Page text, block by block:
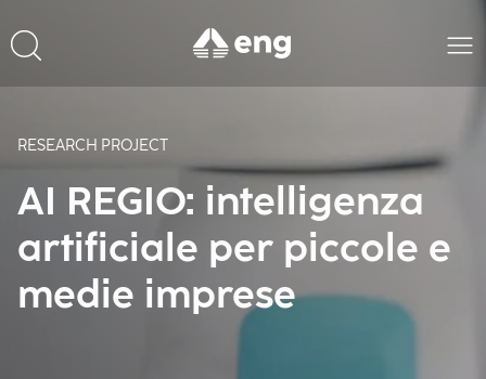
RESEARCH PROJECT
AI REGIO: intelligenza
artificiale per piccole e
medie imprese